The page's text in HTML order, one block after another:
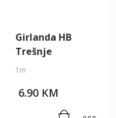
Girlanda HB
Trešnje
1m
6.90 KM